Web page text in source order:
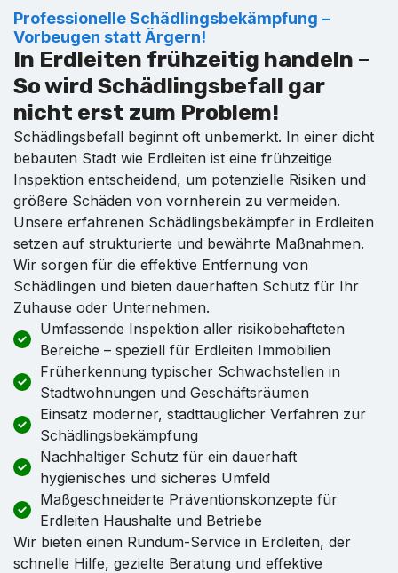
Professionelle Schädlingsbekämpfung –
Vorbeugen statt Ärgern!
In Erdleiten frühzeitig handeln –
So wird Schädlingsbefall gar
nicht erst zum Problem!
Schädlingsbefall beginnt oft unbemerkt. In einer dicht
bebauten Stadt wie Erdleiten ist eine frühzeitige
Inspektion entscheidend, um potenzielle Risiken und
größere Schäden von vornherein zu vermeiden.
Unsere erfahrenen Schädlingsbekämpfer in Erdleiten
setzen auf strukturierte und bewährte Maßnahmen.
Wir sorgen für die effektive Entfernung von
Schädlingen und bieten dauerhaften Schutz für Ihr
Zuhause oder Unternehmen.
Umfassende Inspektion aller risikobehafteten
Bereiche – speziell für Erdleiten Immobilien
Früherkennung typischer Schwachstellen in
Stadtwohnungen und Geschäftsräumen
Einsatz moderner, stadttauglicher Verfahren zur
Schädlingsbekämpfung
Nachhaltiger Schutz für ein dauerhaft
hygienisches und sicheres Umfeld
Maßgeschneiderte Präventionskonzepte für
Erdleiten Haushalte und Betriebe
Wir bieten einen Rundum-Service in Erdleiten, der
schnelle Hilfe, gezielte Beratung und effektive